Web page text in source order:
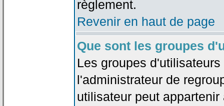
règlement.
Revenir en haut de page
Que sont les groupes
Les groupes
l'administrateur de
utilisateur peut